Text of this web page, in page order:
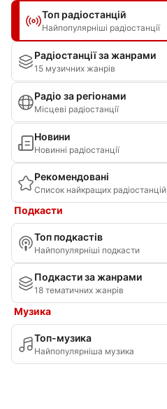
Топ радіостанцій
Найпопулярніші радіостанції
Радіостанції за жанрами
15 музичних жанрів
Радіо за регіонами
Місцеві радіостанції
Новини
Новинні радіостанції
Рекомендовані
Список найкращих радіостанцій
Подкасти
Топ подкастів
Найпопулярніші подкасти
Подкасти за жанрами
18 тематичних жанрів
Музика
Топ-музика
Найпопулярніша музика